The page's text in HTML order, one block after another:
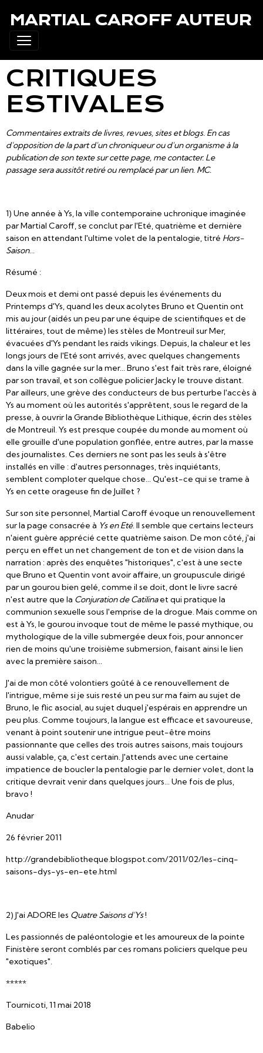
MARTIAL CAROFF AUTEUR
CRITIQUES
ESTIVALES
Commentaires extraits de livres, revues, sites et blogs. En cas
d'opposition de la part d'un chroniqueur ou d'un organisme à la
publication de son texte sur cette page, me contacter. Le
passage sera aussitôt retiré ou remplacé par un lien. MC.
1) Une année à Ys, la ville contemporaine uchronique imaginée
par Martial Caroff, se conclut par l'Eté, quatrième et dernière
saison en attendant l'ultime volet de la pentalogie, titré Hors-
Saison...
Résumé :
Deux mois et demi ont passé depuis les événements du
Printemps d'Ys, quand les deux acolytes Bruno et Quentin ont
mis au jour (aidés un peu par une équipe de scientifiques et de
littéraires, tout de même) les stèles de Montreuil sur Mer,
évacuées d'Ys pendant les raids vikings. Depuis, la chaleur et les
longs jours de l'Eté sont arrivés, avec quelques changements
dans la ville gagnée sur la mer... Bruno s'est fait très rare, éloigné
par son travail, et son collègue policier Jacky le trouve distant.
Par ailleurs, une grève des conducteurs de bus perturbe l'accès à
Ys au moment où les autorités s'apprêtent, sous le regard de la
presse, à ouvrir la Grande Bibliothèque Lithique, écrin des stèles
de Montreuil. Ys est presque coupée du monde au moment où
elle grouille d'une population gonflée, entre autres, par la masse
des journalistes. Ces derniers ne sont pas les seuls à s'être
installés en ville : d'autres personnages, très inquiétants,
semblent comploter quelque chose... Qu'est-ce qui se trame à
Ys en cette orageuse fin de Juillet ?
Sur son site personnel, Martial Caroff évoque un renouvellement
sur la page consacrée à Ys en Eté. Il semble que certains lecteurs
n'aient guère apprécié cette quatrième saison. De mon côté, j'ai
perçu en effet un net changement de ton et de vision dans la
narration : après des enquêtes "historiques", c'est à une secte
que Bruno et Quentin vont avoir affaire, un groupuscule dirigé
par un gourou bien gelé, comme il se doit, dont le livre sacré
n'est autre que la Conjuration de Catilinaet qui pratique la
communion sexuelle sous l'emprise de la drogue. Mais comme on
est à Ys, le gourou invoque tout de même le passé mythique, ou
mythologique de la ville submergée deux fois, pour annoncer
rien de moins qu'une troisième submersion, faisant ainsi le lien
avec la première saison...
J'ai de mon côté volontiers goûté à ce renouvellement de
l'intrigue, même si je suis resté un peu sur ma faim au sujet de
Bruno, le flic asocial, au sujet duquel j'espérais en apprendre un
peu plus. Comme toujours, la langue est efficace et savoureuse,
venant à point soutenir une intrigue peut-être moins
passionnante que celles des trois autres saisons, mais toujours
aussi valable, ça, c'est certain. J'attends avec une certaine
impatience de boucler la pentalogie par le dernier volet, dont la
critique devrait venir dans quelques jours... Une fois de plus,
bravo !
Anudar
26 février 2011
http://grandebibliotheque.blogspot.com/2011/02/les-cinq-
saisons-dys-ys-en-ete.html
2) J'ai ADORE les Quatre Saisons d'Ys!
Les passionnés de paléontologie et les amoureux de la pointe
Finistère seront comblés par ces romans policiers quelque peu
"exotiques".
*****
Tournicoti, 11 mai 2018
Babelio